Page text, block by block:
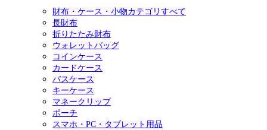
財布・ケース・小物カテゴリすべて
長財布
折りたたみ財布
ウォレットバッグ
コインケース
カードケース
パスケース
キーケース
マネークリップ
ポーチ
スマホ・PC・タブレット用品